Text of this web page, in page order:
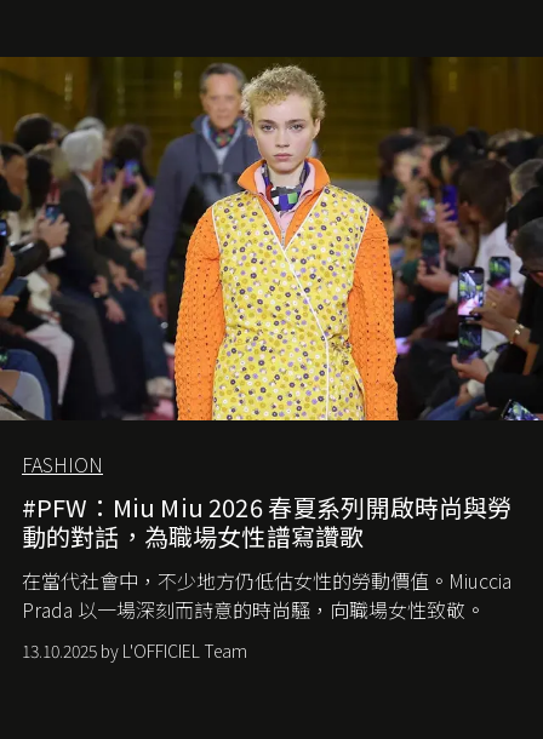
FASHION
#PFW：Miu Miu 2026 春夏系列開啟時尚與勞
動的對話，為職場女性譜寫讚歌
在當代社會中，不少地方仍低估女性的勞動價值。 Miuccia
Prada 以一場深刻而詩意的時尚騷，向職場女性致敬。
13.10.2025 by L'OFFICIEL Team